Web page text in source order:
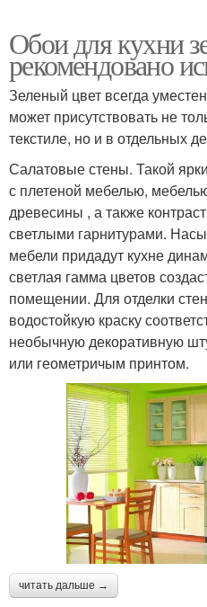
Обои для кухни
рекомендовано
Зеленый цвет всегда
может присутствовать не
текстиле, но и в отдельных
Салатовые стены. Такой
с плетеной мебелью,
древесины , а также
светлыми гарнитурами.
мебели придадут кухне
светлая гамма цветов
помещении. Для отделки
водостойкую краску
необычную декоративную
или геометричым принтом.
читать дальше →